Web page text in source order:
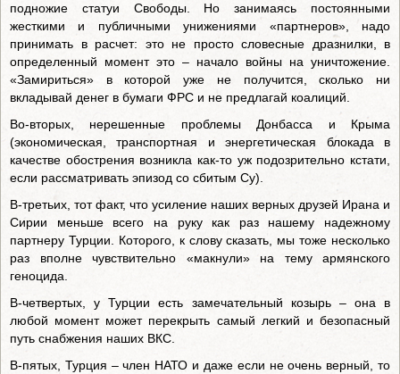
подножие статуи Свободы. Но занимаясь постоянными
жесткими и публичными унижениями «партнеров», надо
принимать в расчет: это не просто словесные дразнилки, в
определенный момент это – начало войны на уничтожение.
«Замириться» в которой уже не получится, сколько ни
вкладывай денег в бумаги ФРС и не предлагай коалиций.
Во-вторых, нерешенные проблемы Донбасса и Крыма
(экономическая, транспортная и энергетическая блокада в
качестве обострения возникла как-то уж подозрительно кстати,
если рассматривать эпизод со сбитым Су).
В-третьих, тот факт, что усиление наших верных друзей Ирана и
Сирии меньше всего на руку как раз нашему надежному
партнеру Турции. Которого, к слову сказать, мы тоже несколько
раз вполне чувствительно «макнули» на тему армянского
геноцида.
В-четвертых, у Турции есть замечательный козырь – она в
любой момент может перекрыть самый легкий и безопасный
путь снабжения наших ВКС.
В-пятых, Турция – член НАТО и даже если не очень верный, то